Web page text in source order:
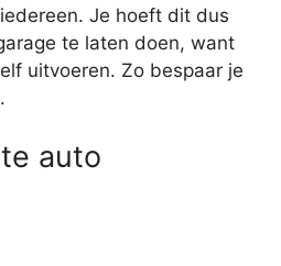
Je hoeft dit dus
te laten doen, want
uitvoeren. Zo bespaar je
auto